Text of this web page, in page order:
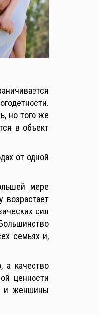
но того же
в объект
от одной
мере
возрастает
сил
семьях и,
а качество
ценности
и женщины